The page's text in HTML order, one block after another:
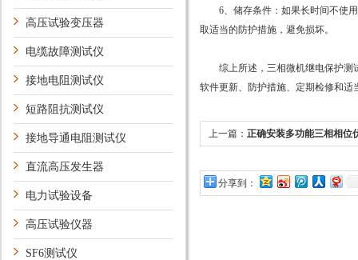
高压试验变压器
电缆故障测试仪
接地电阻测试仪
短路阻抗测试仪
接地导通电阻测试仪
直流高压发生器
电力试验设备
高压试验仪器
SF6测试仪
6、储存条件：如果长时间不使用
取适当的防护措施，避免损坏。
综上所述，三相微机继电保护测试
软件更新、防护措施、定期检修和
上一篇： 正确安装多功能三相相位
分享到：